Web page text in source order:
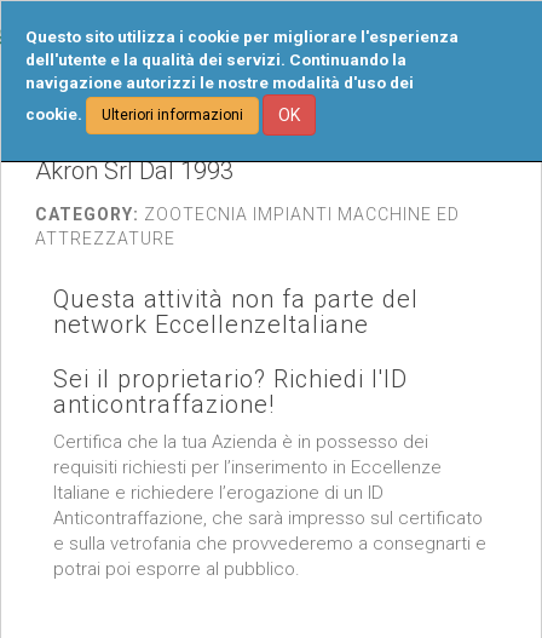
Questo sito utilizza i cookie per migliorare l'esperienza
dell'utente e la qualità dei servizi. Continuando la
navigazione autorizzi le nostre modalità d'uso dei
cookie.
Ulteriori informazioni OK
Akron Srl Dal 1993
CATEGORY: ZOOTECNIA IMPIANTI MACCHINE ED
ATTREZZATURE
Questa attività non fa parte del
network EccellenzeItaliane
Sei il proprietario? Richiedi l'ID
anticontraffazione!
Certifica che la tua Azienda è in possesso dei
requisiti richiesti per l’inserimento in Eccellenze
Italiane e richiedere l’erogazione di un ID
Anticontraffazione, che sarà impresso sul certificato
e sulla vetrofania che provvederemo a consegnarti e
potrai poi esporre al pubblico.